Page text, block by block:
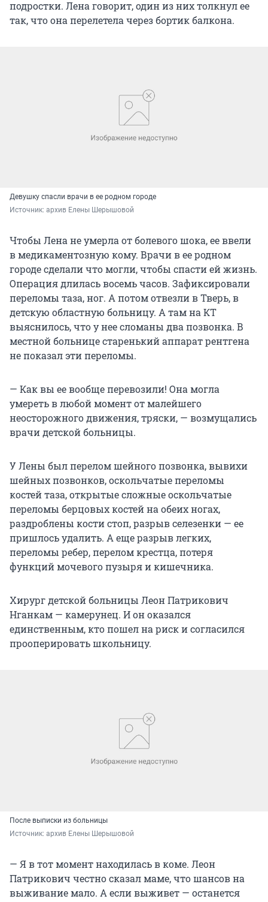
подростки. Лена говорит, один из них толкнул ее
так, что она перелетела через бортик балкона.
Девушку спасли врачи в ее родном городе
Источник: архив Елены Шерышовой
Чтобы Лена не умерла от болевого шока, ее ввели
в медикаментозную кому. Врачи в ее родном
городе сделали что могли, чтобы спасти ей жизнь.
Операция длилась восемь часов. Зафиксировали
переломы таза, ног. А потом отвезли в Тверь, в
детскую областную больницу. А там на КТ
выяснилось, что у нее сломаны два позвонка. В
местной больнице старенький аппарат рентгена
не показал эти переломы.
— Как вы ее вообще перевозили! Она могла
умереть в любой момент от малейшего
неосторожного движения, тряски, — возмущались
врачи детской больницы.
У Лены был перелом шейного позвонка, вывихи
шейных позвонков, оскольчатые переломы
костей таза, открытые сложные оскольчатые
переломы берцовых костей на обеих ногах,
раздроблены кости стоп, разрыв селезенки — ее
пришлось удалить. А еще разрыв легких,
переломы ребер, перелом крестца, потеря
функций мочевого пузыря и кишечника.
Хирург детской больницы Леон Патрикович
Нганкам — камерунец. И он оказался
единственным, кто пошел на риск и согласился
прооперировать школьницу.
После выписки из больницы
Источник: архив Елены Шерышовой
— Я в тот момент находилась в коме. Леон
Патрикович честно сказал маме, что шансов на
выживание мало. А если выживет — останется